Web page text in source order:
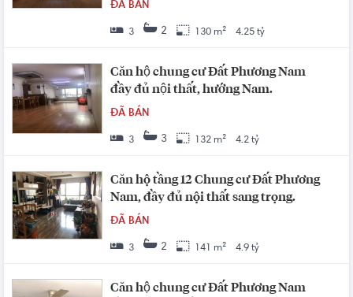
ĐÃ BÁN
3 2 130 m² 4.25 tỷ
Căn hộ chung cư Đất Phương Nam
đầy đủ nội thất, hướng Nam.
ĐÃ BÁN
3 3 132 m² 4.2 tỷ
Căn hộ tầng 12 Chung cư Đất Phương
Nam, đầy đủ nội thất sang trọng.
ĐÃ BÁN
3 2 141 m² 4.9 tỷ
Căn hộ chung cư Đất Phương Nam